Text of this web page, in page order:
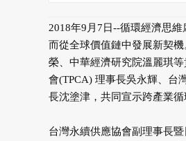
2018年9月7日--循環經濟思
而從全球價值鏈中發展新契
榮、中華經濟研究院溫麗琪
會(TPCA) 理事長吳永輝、台
長沈塗津，共同宣示跨產業
台灣永續供應協會副理事長